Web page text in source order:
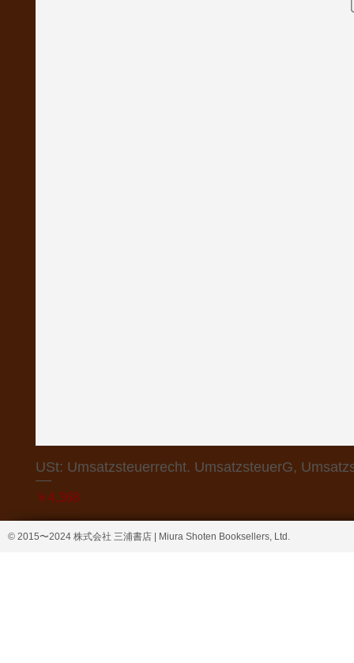
USt: Umsatzsteuerrecht. UmsatzsteuerG,
価格
￥4,368
© 2015〜2024 株式会社 三浦書店 | Miura Shoten Booksellers, Ltd.